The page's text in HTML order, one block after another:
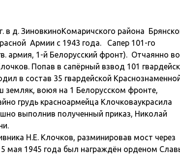
д. ЗиновкиноКомаричского района
Армии с 1943 года. Сапер 101-го
армия, 1-й Белорусский фронт). Отчаянно
Попав в сапёрный взвод 101
в состав 35 гвардейской
земляк, воюя на 1 Белорусском фронте,
грудь красноармейца Клочковаукрасила
выполнив полученный приказ, Николай
Н.Е. Клочков, разминировав мост через
мая 1945 года был награждён орденом